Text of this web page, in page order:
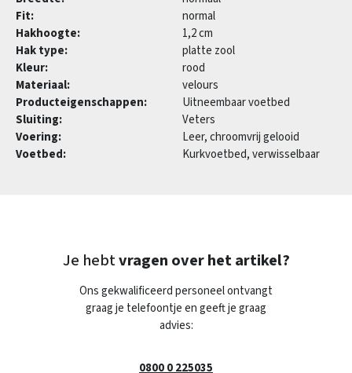
Fit:
normal
Hakhoogte:
1,2 cm
Hak type:
platte zool
Kleur:
rood
Materiaal:
velours
Producteigenschappen:
Uitneembaar voetbed
Sluiting:
Veters
Voering:
Leer, chroomvrij gelooid
Voetbed:
Kurkvoetbed, verwisselbaar
Je hebtvragen over het artikel?
Ons gekwalificeerd personeel ontvangt
graag je telefoontje en geeft je graag
advies:
0800 0 225035